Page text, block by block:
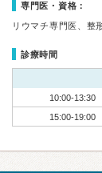
専門医・資格：
リウマチ専門医、整
診療時間
10:00-13:30
15:00-19:00